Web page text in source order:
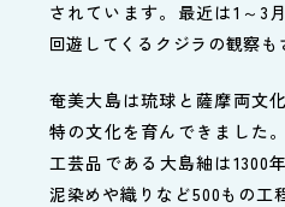
されています。最近は1～3
回遊してくるクジラの観察も
奄美大島は琉球と薩摩両文
特の文化を育んできました
工芸品である大島紬は1300
泥染めや織りなど500もの工